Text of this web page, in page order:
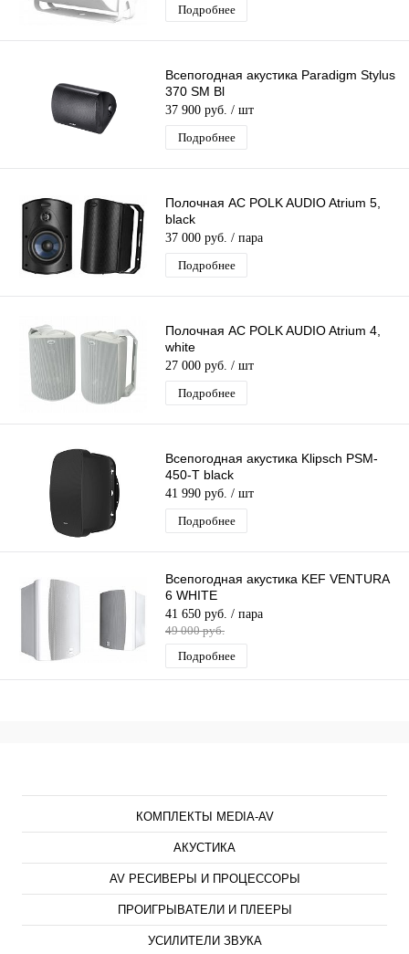
Подробнее
Всепогодная акустика Paradigm Stylus
370 SM Bl
37 900 руб. / шт
Подробнее
Полочная АС POLK AUDIO Atrium 5,
black
37 000 руб. / пара
Подробнее
Полочная АС POLK AUDIO Atrium 4,
white
27 000 руб. / шт
Подробнее
Всепогодная акустика Klipsch PSM-
450-T black
41 990 руб. / шт
Подробнее
Всепогодная акустика KEF VENTURA
6 WHITE
41 650 руб. / пара
49 000 руб.
Подробнее
КОМПЛЕКТЫ MEDIA-AV
АКУСТИКА
AV РЕСИВЕРЫ И ПРОЦЕССОРЫ
ПРОИГРЫВАТЕЛИ И ПЛЕЕРЫ
УСИЛИТЕЛИ ЗВУКА